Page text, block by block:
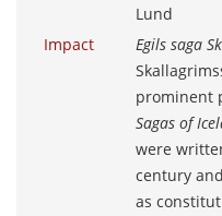
Lund
Impact
Egils saga
prominent
Sagas of
were
century
as